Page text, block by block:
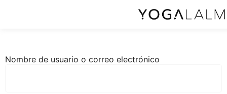
Nombre de usuario o correo electrónico